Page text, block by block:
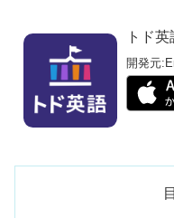
トド英
開発元: